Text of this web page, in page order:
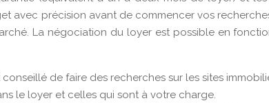
avec précision avant de commencer vos
La négociation du loyer est possible en
conseillé de faire des recherches sur les sites
le loyer et celles qui sont à votre charge.